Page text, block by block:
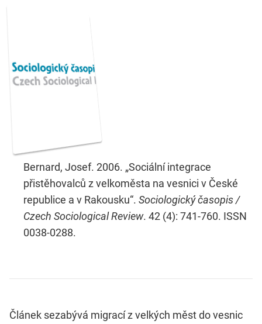
Bernard, Josef. 2006. „Sociální integrace
přistěhovalců z velkoměsta na vesnici v České
republice a v Rakousku“. Sociologický časopis /
Czech Sociological Review. 42 (4): 741-760. ISSN
0038-0288.
Článek sezabývá migrací z velkých měst do vesnic